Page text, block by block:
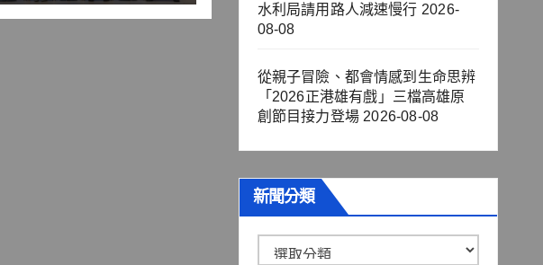
水利局請用路人減速慢行 2026-
08-08
從親子冒險、都會情感到生命思辨
「2026正港雄有戲」三檔高雄原
創節目接力登場 2026-08-08
新聞分類